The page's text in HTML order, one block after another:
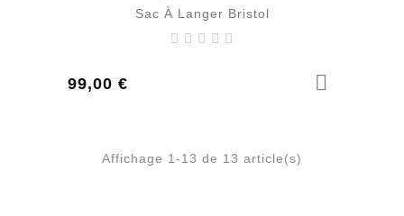
Sac À Langer Bristol
99,00 €
Prix
Affichage 1-13 de 13 article(s)